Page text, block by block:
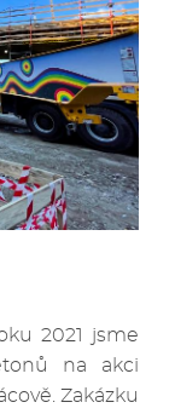
2021 jsme
na akci
Zakázku